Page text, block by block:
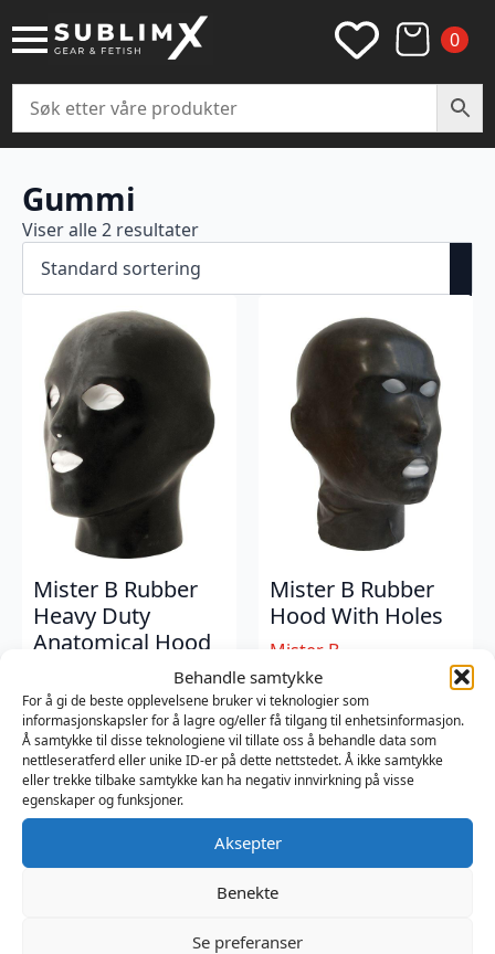
Behandle samtykke
For å gi de beste opplevelsene bruker vi teknologier som
informasjonskapsler for å lagre og/eller få tilgang til enhetsinformasjon.
Å samtykke til disse teknologiene vil tillate oss å behandle data som
nettleseratferd eller unike ID-er på dette nettstedet. Å ikke samtykke
eller trekke tilbake samtykke kan ha negativ innvirkning på visse
egenskaper og funksjoner.
Aksepter
Benekte
Se preferanser
0
Gummi
Viser alle 2 resultater
Mister B Rubber
Heavy Duty
Anatomical Hood
Mister B
1779kr
Mister B Rubber
Hood With Holes
Mister B
499kr